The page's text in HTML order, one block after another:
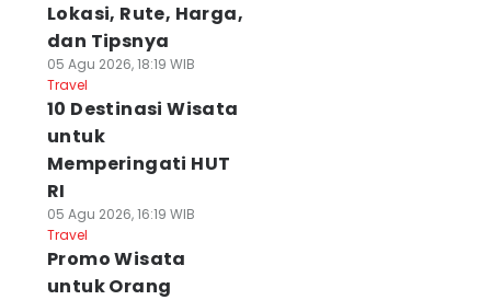
Lokasi, Rute, Harga,
dan Tipsnya
05 Agu 2026, 18:19 WIB
Travel
10 Destinasi Wisata
untuk
Memperingati HUT
RI
05 Agu 2026, 16:19 WIB
Travel
Promo Wisata
untuk Orang